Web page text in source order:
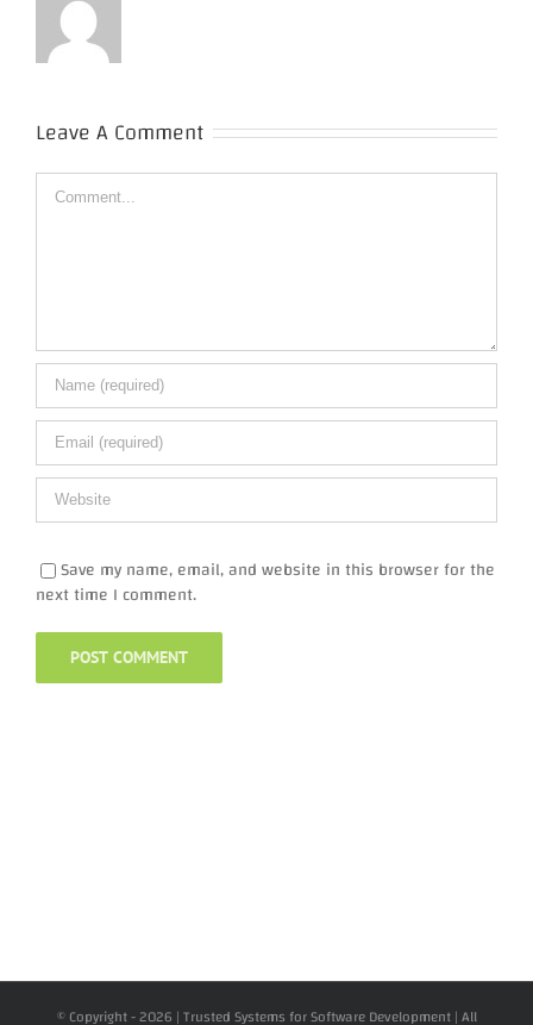
Leave A Comment
Comment
Save my name, email, and website in this browser for the
next time I comment.
© Copyright -2026 | Trusted Systems for Software Development | All